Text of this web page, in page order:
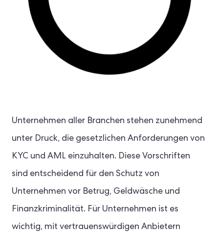
Unternehmen aller Branchen stehen zunehmend
unter Druck, die gesetzlichen Anforderungen von
KYC und AML einzuhalten. Diese Vorschriften
sind entscheidend für den Schutz von
Unternehmen vor Betrug, Geldwäsche und
Finanzkriminalität. Für Unternehmen ist es
wichtig, mit vertrauenswürdigen Anbietern